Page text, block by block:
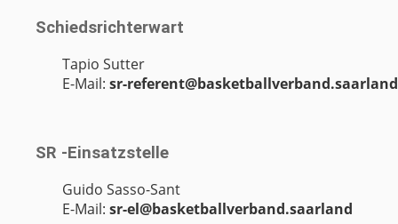
Schiedsrichterwart
Tapio Sutter
E-Mail: sr-referent@basketballverband.saarland
SR -Einsatzstelle
Guido Sasso-Sant
E-Mail: sr-el@basketballverband.saarland